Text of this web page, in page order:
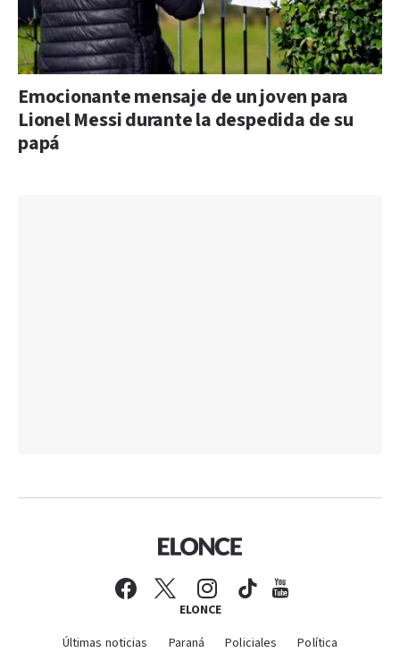
Emocionante mensaje de un joven para
Lionel Messi durante la despedida de su
papá
ELONCE
Últimas noticias Paraná Policiales
Política